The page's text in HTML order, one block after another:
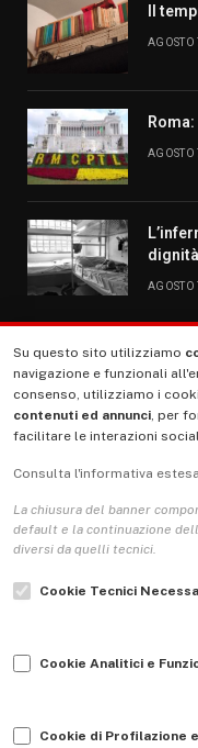
Il
MENU
La Nostra Storia
Le Copertine
L’Associazione
Indirizzo Socio Politico
Guida per le autrici e gli
Su questo sito utilizziamo
navigazione e funzionali
consenso, utilizziamo i
contenuti ed annunci, per
facilitare le interazioni
Consulta l'informativa
La chiusura del banner
default e la continuazione
diversi da quelli tecnici.
Cookie Tecnici
Cookie Analitici e
Cookie di Profilazione